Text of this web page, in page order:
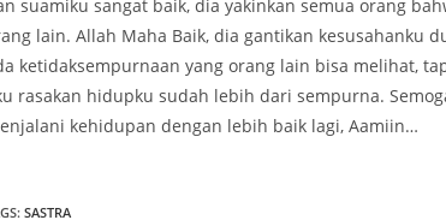
suamiku sangat baik, dia yakinkan semua orang
lain. Allah Maha Baik, dia gantikan kesusahanku
ketidaksempurnaan yang orang lain bisa melihat,
rasakan hidupku sudah lebih dari sempurna.
kehidupan dengan lebih baik lagi, Aamiin…
: SASTRA